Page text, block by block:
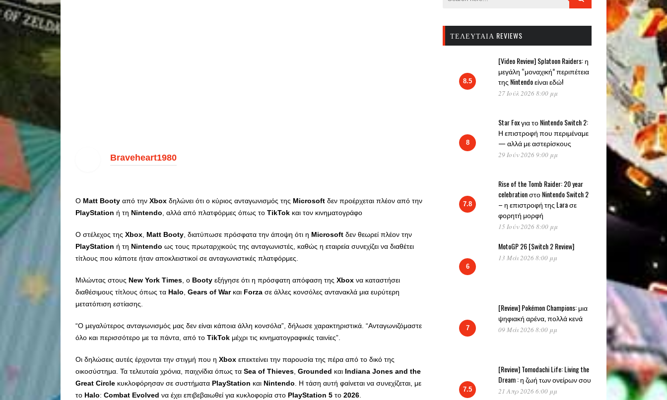
Braveheart1980
Ο Matt Booty από την Xbox δηλώνει ότι ο κύριος ανταγωνισμός της Microsoft δεν προέρχεται πλέον από την
PlayStation ή τη Nintendo , αλλά από πλατφόρμες όπως το TikTok και τον κινηματογράφο
Ο στέλεχος της Xbox Matt Booty , διατύπωσε πρόσφατα την άποψη ότι η Microsoft δεν θεωρεί πλέον την
PlayStation ή τη Nintendo ως τους πρωταρχικούς της ανταγωνιστές, καθώς η εταιρεία συνεχίζει να διαθέτει
τίτλους που κάποτε ήταν αποκλειστικοί σε ανταγωνιστικές πλατφόρμες.
Μιλώντας στους New York Times , ο Booty εξήγησε ότι η πρόσφατη απόφαση της Xbox να καταστήσει
διαθέσιμους τίτλους όπως τα Halo Gears of Warκαι Forza σε άλλες κονσόλες αντανακλά μια ευρύτερη
μετατόπιση εστίασης.
“Ο μεγαλύτερος ανταγωνισμός μας δεν είναι κάποια άλλη κονσόλα”, δήλωσε χαρακτηριστικά. “Ανταγωνιζόμαστε
όλο και περισσότερο με τα πάντα, από το TikTok μέχρι τις κινηματογραφικές ταινίες”.
Οι δηλώσεις αυτές έρχονται την στιγμή που η Xbox επεκτείνει την παρουσία της πέρα από το δικό της
οικοσύστημα. Τα τελευταία χρόνια, παιχνίδια όπως τα Sea of Thieves Grounded και Indiana Jones and the
Great Circle κυκλοφόρησαν σε συστήματα PlayStation και Nintendo . Η τάση αυτή φαίνεται να συνεχίζεται, με
το Halo: Combat Evolved να έχει επιβεβαιωθεί για κυκλοφορία στο PlayStation 5 το 2026
ΤΕΛΕΥΤΑΊΑ REVIEWS
8.5
[Video Review] Splatoon Raiders: η
μεγάλη “μοναχική” περιπέτεια
της Nintendo είναι εδώ!
27 Ιούλ 2026 8:00 μμ
8
Star Fox για το Nintendo Switch 2:
Η επιστροφή που περιμέναμε
— αλλά με αστερίσκους
29 Ιούν 2026 9:00 μμ
7.8
Rise of the Tomb Raider: 20 year
celebration στο Nintendo Switch 2
– η επιστροφή της Lara σε
φορητή μορφή
15 Ιούν 2026 8:00 μμ
6
MotoGP 26 [Switch 2 Review]
13 Μάι 2026 8:00 μμ
7
[Review] Pokémon Champions: μια
ψηφιακή αρένα, πολλά κενά
09 Μάι 2026 8:00 μμ
7.5
[Review] Tomodachi Life: Living the
Dream : η ζωή των ονείρων σου
21 Απρ 2026 6:00 μμ